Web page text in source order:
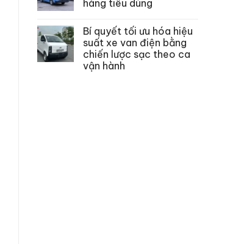
hàng tiêu dùng
Bí quyết tối ưu hóa hiệu
suất xe van điện bằng
chiến lược sạc theo ca
vận hành